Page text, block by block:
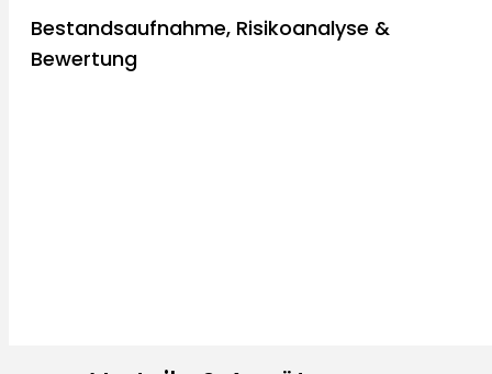
Bestandsaufnahme, Risikoanalyse &
Bewertung